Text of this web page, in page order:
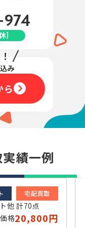
］
み
ら
績一例
宅配買取